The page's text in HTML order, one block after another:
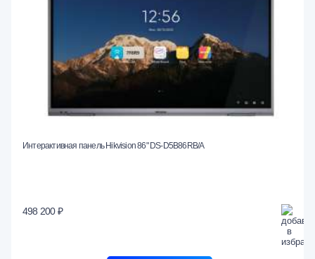
Интерактивная панель Hikvision 86" DS-D5B86RB/A
498 200 ₽